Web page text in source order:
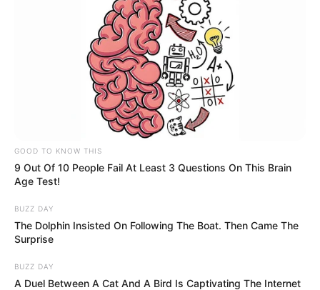
GOOD TO KNOW THIS
9 Out Of 10 People Fail At Least 3 Questions On This Brain
Age Test!
BUZZ DAY
The Dolphin Insisted On Following The Boat. Then Came The
Surprise
BUZZ DAY
A Duel Between A Cat And A Bird Is Captivating The Internet